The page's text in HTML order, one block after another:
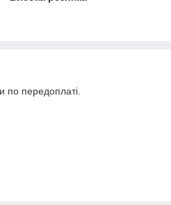
по передоплаті.